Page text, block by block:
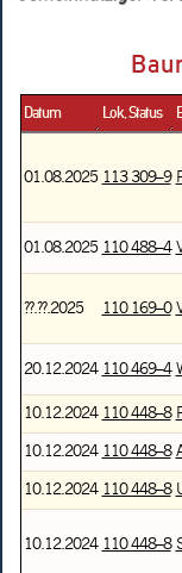
Datum Lok, Status
01.08.2025 113 309–9
01.08.2025 110 488–4
??.??.2025 110 169–0
20.12.2024 110 469–4
10.12.2024 110 448–8
10.12.2024 110 448–8
10.12.2024 110 448–8
10.12.2024 110 448–8